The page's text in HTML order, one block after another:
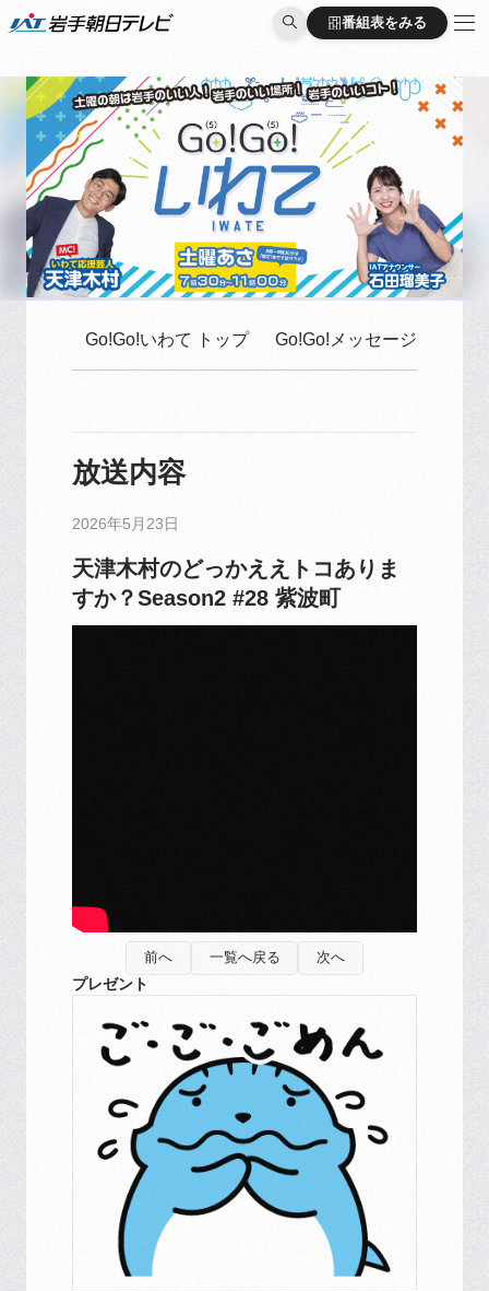
番組表をみる
番組表をみる
Go!Go!いわて トップ Go!Go!メッセージはこち
放送内容
2026年5月23日
天津木村のどっかええトコありま
すか？Season2 #28 紫波町
前へ 一覧へ戻る 次へ
プレゼント